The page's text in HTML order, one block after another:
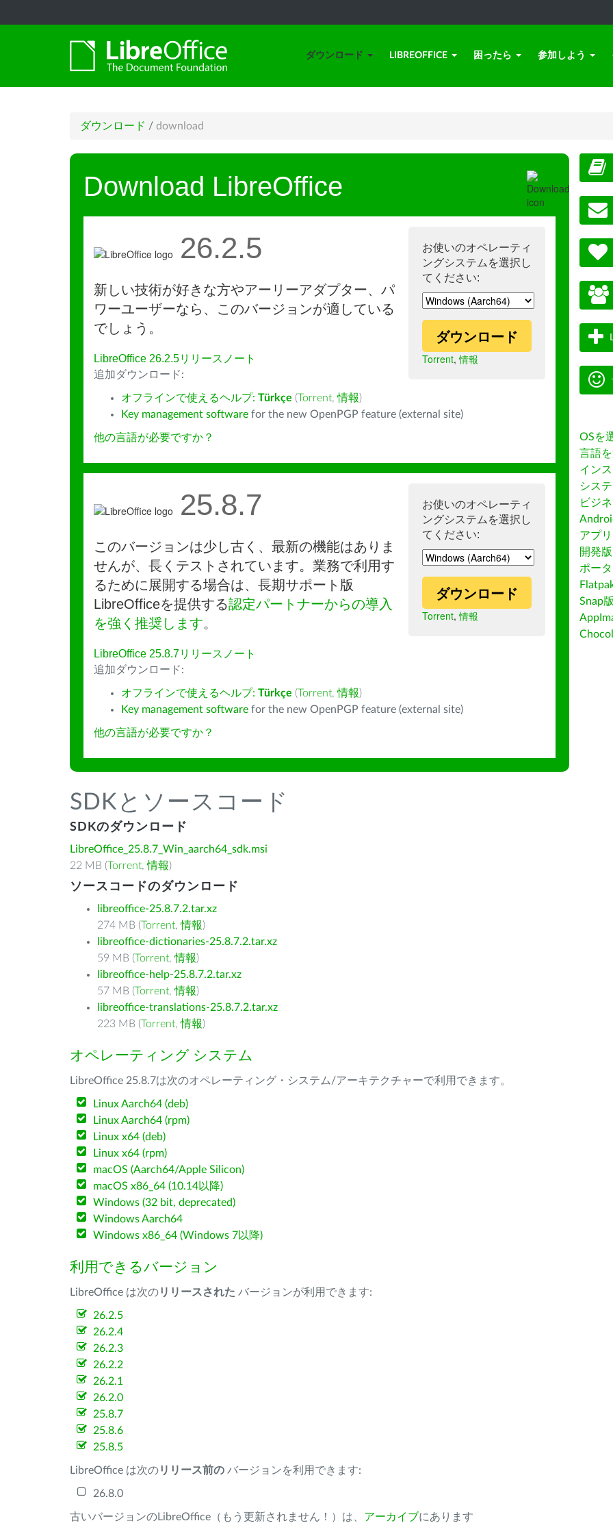
ダウンロード LIBREOFFICE 困ったら 参加しよう
ダウンロード / download
Download LibreOffice
お使いのオペレーティ
ングシステムを選択し
てください:
ダウンロード
Torrent,情報
26.2.5
新しい技術が好きな方やアーリーアダプター、パ
ワーユーザーなら、このバージョンが適している
でしょう。
LibreOffice 26.2.5リリースノート
追加ダウンロード:
オフラインで使えるヘルプ: Türkçe (Torrent,情報)
Key management software for the new OpenPGP feature (external site)
他の言語が必要ですか？
お使いのオペレーティ
ングシステムを選択し
てください:
ダウンロード
Torrent,情報
25.8.7
このバージョンは少し古く、最新の機能はありま
せんが、長くテストされています。業務で利用す
るために展開する場合は、長期サポート版
LibreOfficeを提供する認定パートナーからの導入
を強く推奨します。
LibreOffice 25.8.7リリースノート
追加ダウンロード:
オフラインで使えるヘルプ: Türkçe (Torrent,情報)
Key management software for the new OpenPGP feature (external site)
他の言語が必要ですか？
SDKとソースコード
SDKのダウンロード
LibreOffice_25.8.7_Win_aarch64_sdk.msi
22 MB (Torrent,情報)
ソースコードのダウンロード
libreoffice-25.8.7.2.tar.xz
274 MB (Torrent,情報)
libreoffice-dictionaries-25.8.7.2.tar.xz
59 MB (Torrent,情報)
libreoffice-help-25.8.7.2.tar.xz
57 MB (Torrent,情報)
libreoffice-translations-25.8.7.2.tar.xz
223 MB (Torrent,情報)
オペレーティング システム
LibreOffice 25.8.7は次のオペレーティング・システム/アーキテクチャーで利用できます。
Linux Aarch64 (deb)
Linux Aarch64 (rpm)
Linux x64 (deb)
Linux x64 (rpm)
macOS (Aarch64/Apple Silicon)
macOS x86_64 (10.14以降)
Windows (32 bit, deprecated)
Windows Aarch64
Windows x86_64 (Windows 7以降)
利用できるバージョン
LibreOffice は次のリリースされた バージョンが利用できます:
26.2.5
26.2.4
26.2.3
26.2.2
26.2.1
26.2.0
25.8.7
25.8.6
25.8.5
LibreOffice は次のリリース前の バージョンを利用できます:
26.8.0
古いバージョンのLibreOffice（もう更新されません！）は、 アーカイブにあります
OSを
言語
イン
シス
ビジ
アプ
開発版
ポー
Snap版